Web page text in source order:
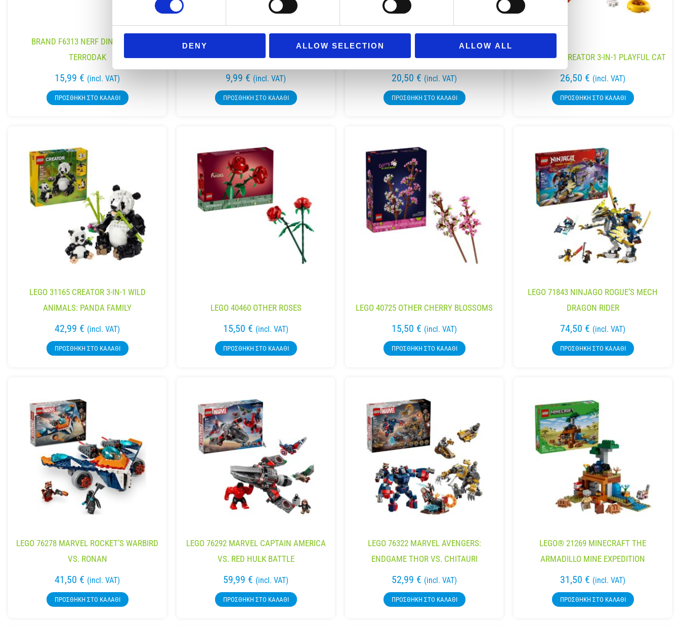
DENY ALLOW SELECTION ALLOW ALL
BRAND F6313 NERF DINOSQUAD
TERRODAK
15,99 € (incl. VAT)
ΠΡΟΣΘΉΚΗ ΣΤΟ ΚΑΛΆΘΙ
DESYLLAS 100579 PINIATA PARTY
9,99 € (incl. VAT)
ΠΡΟΣΘΉΚΗ ΣΤΟ ΚΑΛΆΘΙ
LEGO 31147 CREATOR 3-IN-1 RETRO
CAMERA
20,50 € (incl. VAT)
ΠΡΟΣΘΉΚΗ ΣΤΟ ΚΑΛΆΘΙ
LEGO 31163 CREATOR 3-IN-1 PLAYFUL CAT
26,50 € (incl. VAT)
ΠΡΟΣΘΉΚΗ ΣΤΟ ΚΑΛΆΘΙ
LEGO 31165 CREATOR 3-IN-1 WILD
ANIMALS: PANDA FAMILY
42,99 € (incl. VAT)
ΠΡΟΣΘΉΚΗ ΣΤΟ ΚΑΛΆΘΙ
LEGO 40460 OTHER ROSES
15,50 € (incl. VAT)
ΠΡΟΣΘΉΚΗ ΣΤΟ ΚΑΛΆΘΙ
LEGO 40725 OTHER CHERRY BLOSSOMS
15,50 € (incl. VAT)
ΠΡΟΣΘΉΚΗ ΣΤΟ ΚΑΛΆΘΙ
LEGO 71843 NINJAGO ROGUE’S MECH
DRAGON RIDER
74,50 € (incl. VAT)
ΠΡΟΣΘΉΚΗ ΣΤΟ ΚΑΛΆΘΙ
LEGO 76278 MARVEL ROCKET’S WARBIRD
VS. RONAN
41,50 € (incl. VAT)
ΠΡΟΣΘΉΚΗ ΣΤΟ ΚΑΛΆΘΙ
LEGO 76292 MARVEL CAPTAIN AMERICA
VS. RED HULK BATTLE
59,99 € (incl. VAT)
ΠΡΟΣΘΉΚΗ ΣΤΟ ΚΑΛΆΘΙ
LEGO 76322 MARVEL AVENGERS:
ENDGAME THOR VS. CHITAURI
52,99 € (incl. VAT)
ΠΡΟΣΘΉΚΗ ΣΤΟ ΚΑΛΆΘΙ
LEGO® 21269 MINECRAFT THE
ARMADILLO MINE EXPEDITION
31,50 € (incl. VAT)
ΠΡΟΣΘΉΚΗ ΣΤΟ ΚΑΛΆΘΙ